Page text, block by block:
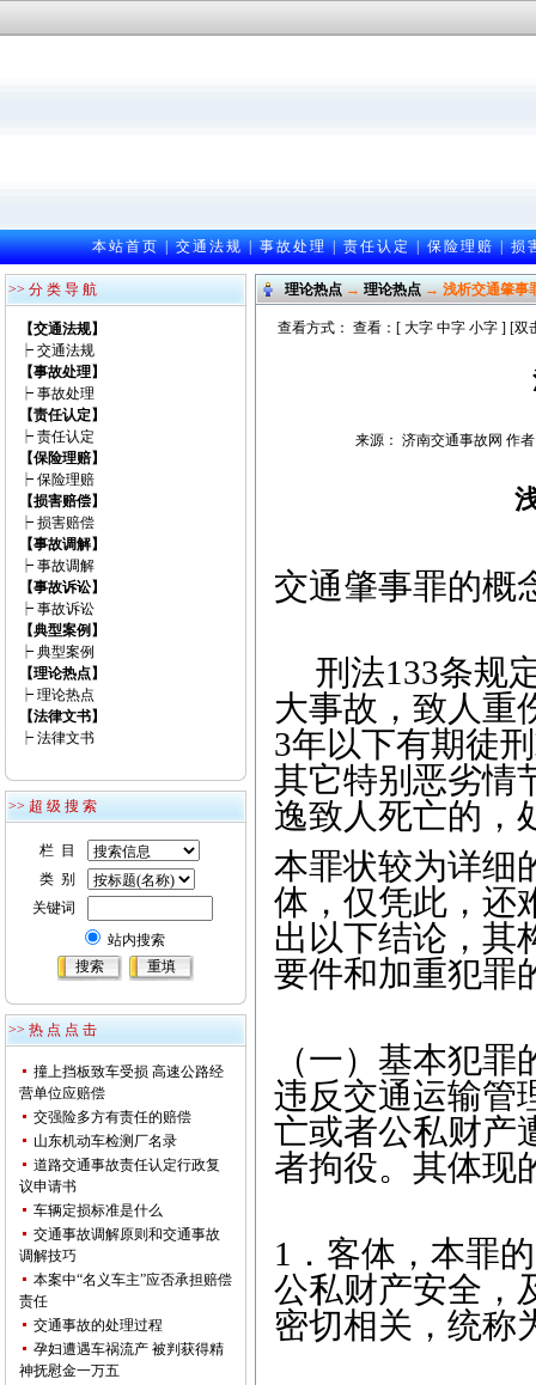
本站首页|交通法规|事故处理|责任认定|保险理赔|损
>> 分 类 导 航
【交通法规】
┝ 交通法规
【事故处理】
┝ 事故处理
【责任认定】
┝ 责任认定
【保险理赔】
┝ 保险理赔
【损害赔偿】
┝ 损害赔偿
【事故调解】
┝ 事故调解
【事故诉讼】
┝ 事故诉讼
【典型案例】
┝ 典型案例
【理论热点】
┝ 理论热点
【法律文书】
┝ 法律文书
>> 超 级 搜 索
栏 目
类 别
关键词
站内搜索
>> 热 点 点 击
撞上挡板致车受损 高速公路经
营单位应赔偿
交强险多方有责任的赔偿
山东机动车检测厂名录
道路交通事故责任认定行政复
议申请书
车辆定损标准是什么
交通事故调解原则和交通事故
调解技巧
本案中“名义车主”应否承担赔偿
责任
交通事故的处理过程
孕妇遭遇车祸流产 被判获得精
神抚慰金一万五
理论热点→理论热点→ 浅析交通肇事
查看方式： 查看：[ 大字 中字 小字] [双
来源： 济南交通事故网 作
交通肇事罪的概
刑法133条规
大事故，致人重
3年以下有期徒
其它特别恶劣情
逸致人死亡的，
本罪状较为详细
体，仅凭此，还
出以下结论，其
要件和加重犯罪
（一）基本犯
违反交通运输管
亡或者公私财产
者拘役。其体现
1．客体，本罪
公私财产安全，
密切相关，统称